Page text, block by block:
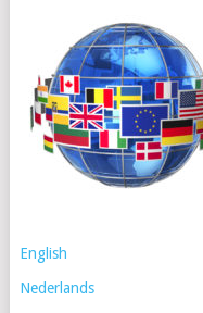
English
Nederlands